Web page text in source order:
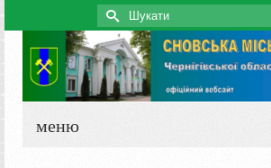
Search
for:
меню